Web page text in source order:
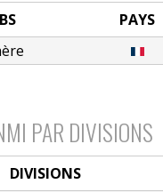
PAYS
PAR DIVISIONS
DIVISIONS